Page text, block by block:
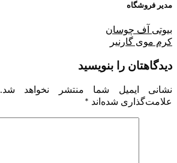
مدیر فروشگاه
بیوتی آف چوسان
کرم موی گارنیر
دیدگاهتان را بنویسید
نشانی ایمیل شما منتشر نخواهد شد.
علامت‌گذاری شده‌اند *